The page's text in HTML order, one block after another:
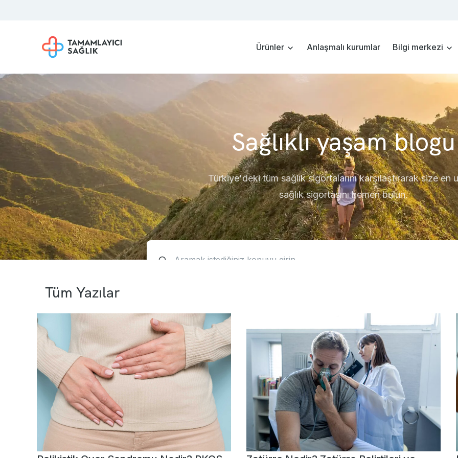
Ürünler Anlaşmalı kurumlar Bilgi merkezi
Sağlıklı yaşam blogu
Türkiye'deki tüm sağlık sigortalarını karşılaştırarak size en
sağlık sigortasını hemen bulun.
Tüm Yazılar